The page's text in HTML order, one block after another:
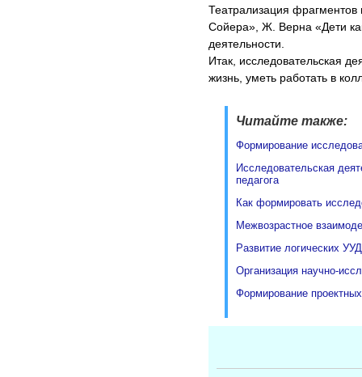
Театрализация
Сойера», Ж. Верна «Дети
деятельности.
Итак, исследовательская
жизнь, уметь работать в
Читайте также:
Формирование
Исследовательская
педагога
Как формировать
Межвозрастное
Развитие логических
Организация научно-
Формирование